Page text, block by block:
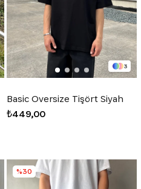
3
Basic Oversize Tişört Siyah
₺449,00
%30